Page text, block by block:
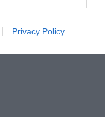
Privacy Policy